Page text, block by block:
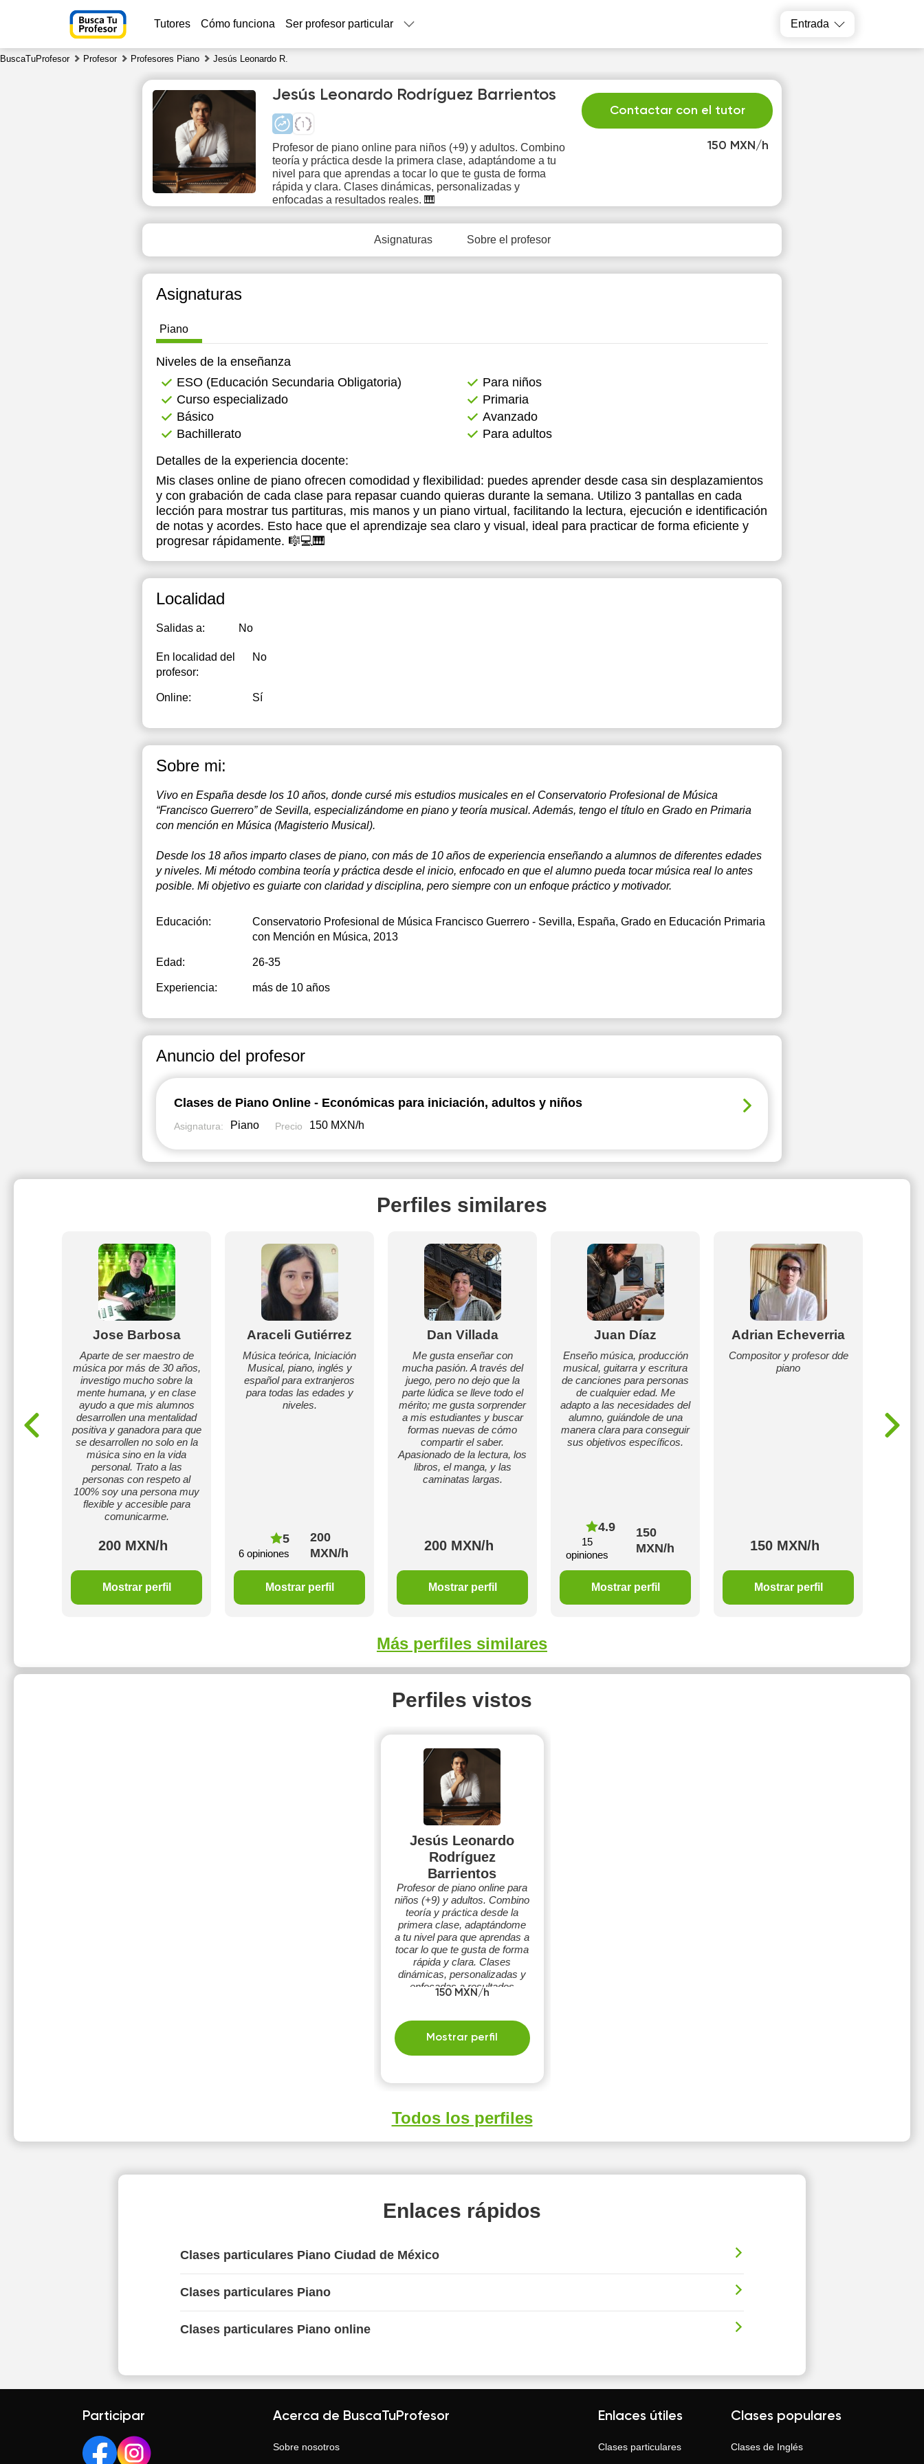
Tutores Cómo funciona Ser profesor particular Entrada
BuscaTuProfesor Profesor Profesores Piano Jesús Leonardo R.
150 MXN/h
Contactar con el tutor
Jesús Leonardo Rodríguez Barrientos
Profesor de piano online para niños (+9) y adultos. Combino
teoría y práctica desde la primera clase, adaptándome a tu
nivel para que aprendas a tocar lo que te gusta de forma
rápida y clara. Clases dinámicas, personalizadas y
enfocadas a resultados reales. 🎹
Asignaturas Sobre el profesor
Asignaturas
Piano
Niveles de la enseñanza
ESO (Educación Secundaria Obligatoria)
Para niños
Curso especializado
Primaria
Básico
Avanzado
Bachillerato
Para adultos
Detalles de la experiencia docente:
Mis clases online de piano ofrecen comodidad y flexibilidad: puedes aprender desde casa sin desplazamientos
y con grabación de cada clase para repasar cuando quieras durante la semana. Utilizo 3 pantallas en cada
lección para mostrar tus partituras, mis manos y un piano virtual, facilitando la lectura, ejecución e identificación
de notas y acordes. Esto hace que el aprendizaje sea claro y visual, ideal para practicar de forma eficiente y
progresar rápidamente. 🎼💻🎹
Localidad
Salidas a: No
En localidad del
profesor:
No
Online: Sí
Sobre mi:
Vivo en España desde los 10 años, donde cursé mis estudios musicales en el Conservatorio Profesional de Música
“Francisco Guerrero” de Sevilla, especializándome en piano y teoría musical. Además, tengo el título en Grado en Primaria
con mención en Música (Magisterio Musical).
Desde los 18 años imparto clases de piano, con más de 10 años de experiencia enseñando a alumnos de diferentes edades
y niveles. Mi método combina teoría y práctica desde el inicio, enfocado en que el alumno pueda tocar música real lo antes
posible. Mi objetivo es guiarte con claridad y disciplina, pero siempre con un enfoque práctico y motivador.
Educación: Conservatorio Profesional de Música Francisco Guerrero - Sevilla, España, Grado en Educación Primaria
con Mención en Música, 2013
Edad: 26-35
Experiencia: más de 10 años
Anuncio del profesor
Clases de Piano Online - Económicas para iniciación, adultos y niños
Asignatura: Piano Precio 150 MXN/h
Perfiles similares
Jose Barbosa
Aparte de ser maestro de
música por más de 30 años,
investigo mucho sobre la
mente humana, y en clase
ayudo a que mis alumnos
desarrollen una mentalidad
positiva y ganadora para que
se desarrollen no solo en la
música sino en la vida
personal. Trato a las
personas con respeto al
100% soy una persona muy
flexible y accesible para
comunicarme.
200 MXN/h
Mostrar perfil
Araceli Gutiérrez
Música teórica, Iniciación
Musical, piano, inglés y
español para extranjeros
para todas las edades y
niveles.
5
6 opiniones
200
MXN/h
Mostrar perfil
Dan Villada
Me gusta enseñar con
mucha pasión. A través del
juego, pero no dejo que la
parte lúdica se lleve todo el
mérito; me gusta sorprender
a mis estudiantes y buscar
formas nuevas de cómo
compartir el saber.
Apasionado de la lectura, los
libros, el manga, y las
caminatas largas.
200 MXN/h
Mostrar perfil
Juan Díaz
Enseño música, producción
musical, guitarra y escritura
de canciones para personas
de cualquier edad. Me
adapto a las necesidades del
alumno, guiándole de una
manera clara para conseguir
sus objetivos específicos.
4.9
15
opiniones
150
MXN/h
Mostrar perfil
Adrian Echeverria
Compositor y profesor dde
piano
150 MXN/h
Mostrar perfil
Más perfiles similares
Perfiles vistos
Jesús Leonardo
Rodríguez
Barrientos
Profesor de piano online para
niños (+9) y adultos. Combino
teoría y práctica desde la
primera clase, adaptándome
a tu nivel para que aprendas a
tocar lo que te gusta de forma
rápida y clara. Clases
dinámicas, personalizadas y
enfocadas a resultados
reales. 🎹
150 MXN/h
Mostrar perfil
Todos los perfiles
Enlaces rápidos
Clases particulares Piano Ciudad de México
Clases particulares Piano
Clases particulares Piano online
Th
6
Fr
7
Sa
8
Su
9
Mo
17:30
20:00
20:30
21:00
10:00
13:00
14:30
15:00
15:30
16:00
20:00
21:00
10:00 10:00
Participar Acerca de BuscaTuProfesor
Sobre nosotros
Enlaces útiles
Clases particulares
Clases populares
Clases de Inglés